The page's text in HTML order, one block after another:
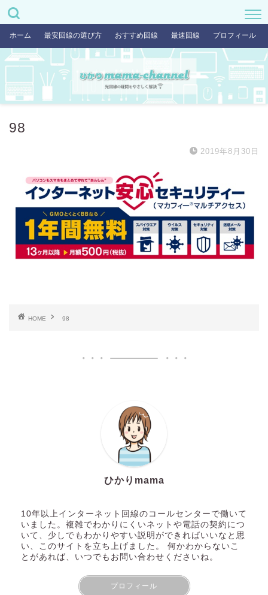
ホーム 最安回線の選び方 おすすめ回線 最速回線 プロフィール
98
2019年8月30日
HOME 98
ひかりmama
10年以上インターネット回線のコールセンターで働いて
いました。複雑でわかりにくいネットや電話の契約につ
いて、少しでもわかりやすい説明ができればいいなと思
い、このサイトを立ち上げました。 何かわからないこ
とがあれば、いつでもお問い合わせくださいね。
プロフィール